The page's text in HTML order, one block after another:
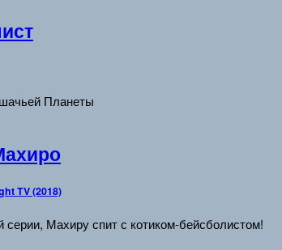
Планеты
TV (2018)
серии, Махиру спит с котиком-бейсболистом!